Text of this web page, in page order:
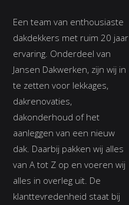
Een team van enthousiaste
dakdekkers met ruim 20 jaar
ervaring. Onderdeel van
Jansen Dakwerken, zijn wij in
te zetten voor lekkages,
dakrenovaties,
dakonderhoud of het
aanleggen van een nieuw
dak. Daarbij pakken wij alles
van A tot Z op en voeren wij
alles in overleg uit. De
klanttevredenheid staat bij